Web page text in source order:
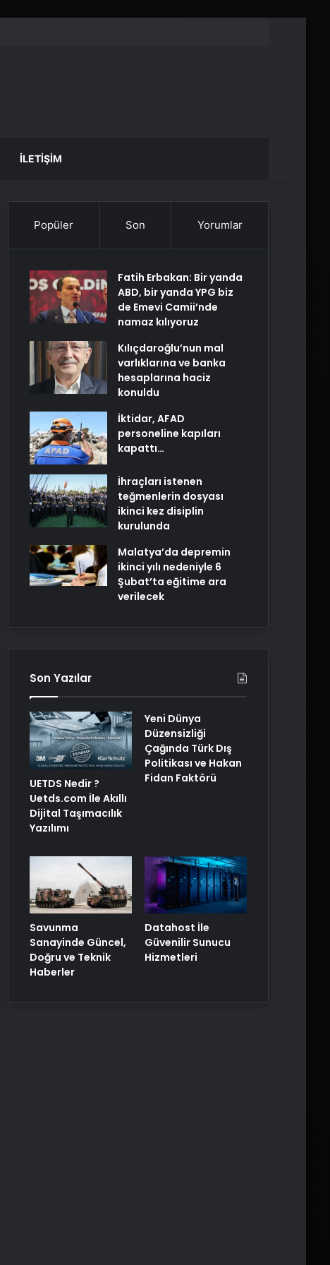
İLETIŞIM
Popüler Son Yorumlar
Fatih Erbakan: Bir yanda
ABD, bir yanda YPG biz
de Emevi Camii’nde
namaz kılıyoruz
Kılıçdaroğlu’nun mal
varlıklarına ve banka
hesaplarına haciz
konuldu
İktidar, AFAD
personeline kapıları
kapattı…
İhraçları istenen
teğmenlerin dosyası
ikinci kez disiplin
kurulunda
Malatya’da depremin
ikinci yılı nedeniyle 6
Şubat’ta eğitime ara
verilecek
Son Yazılar
UETDS Nedir ?
Uetds.com İle Akıllı
Dijital Taşımacılık
Yazılımı
Yeni Dünya
Düzensizliği
Çağında Türk Dış
Politikası ve Hakan
Fidan Faktörü
Savunma
Sanayinde Güncel,
Doğru ve Teknik
Haberler
Datahost İle
Güvenilir Sunucu
Hizmetleri